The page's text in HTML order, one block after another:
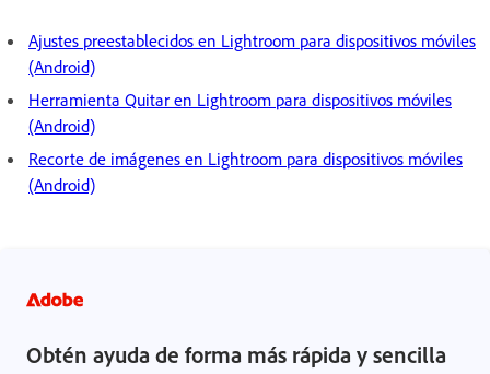
Ajustes preestablecidos en Lightroom para dispositivos móviles
(Android)
Herramienta Quitar en Lightroom para dispositivos móviles
(Android)
Recorte de imágenes en Lightroom para dispositivos móviles
(Android)
Obtén ayuda de forma más rápida y sencilla